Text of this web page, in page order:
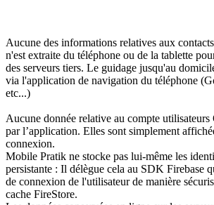
Aucune des informations relatives aux
n'est extraite du téléphone ou de la tablette
des serveurs tiers. Le guidage jusqu'au
via l'application de navigation du téléphone
etc...)
Aucune donnée relative au compte utilisateurs
par l’application. Elles sont simplement
connexion.
Mobile Pratik ne stocke pas lui-même les
persistante : Il délègue cela au SDK Firebase
de connexion de l'utilisateur de manière
cache FireStore.